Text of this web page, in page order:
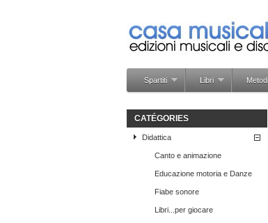
Spartiti Libri
CATÉGORIES
Didattica
Canto e animazione
Educazione motoria e Danze
Fiabe sonore
Libri...per giocare